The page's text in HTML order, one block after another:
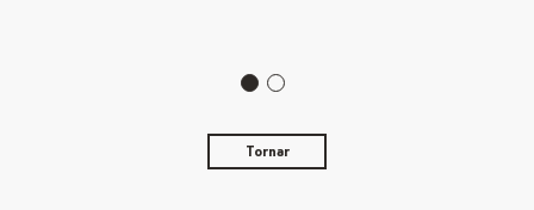
Tornar